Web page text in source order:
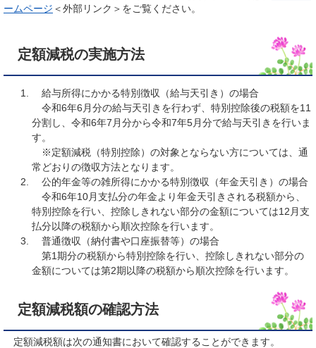
ームページ ＜外部リンク＞ をご覧ください。
定額減税の実施方法
給与所得にかかる特別徴収（給与天引き）の場合
令和6年6月分の給与天引きを行わず、特別控除後の税額を11
分割し、令和6年7月分から令和7年5月分で給与天引きを行いま
す。
※定額減税（特別控除）の対象とならない方については、通
常どおりの徴収方法となります。
公的年金等の雑所得にかかる特別徴収（年金天引き）の場合
令和6年10月支払分の年金より年金天引きされる税額から、
特別控除を行い、控除しきれない部分の金額については12月支
払分以降の税額から順次控除を行います。
普通徴収（納付書や口座振替等）の場合
​第1期分の税額から特別控除を行い、控除しきれない部分の
金額については第2期以降の税額から順次控除を行います。
定額減税額の確認方法
定額減税額は次の通知書において確認することができます。